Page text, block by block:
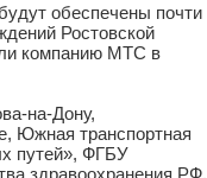
обеспечены почти
Ростовской
компанию МТС в
на-Дону,
Южная транспортная
путей», ФГБУ
здравоохранения РФ,